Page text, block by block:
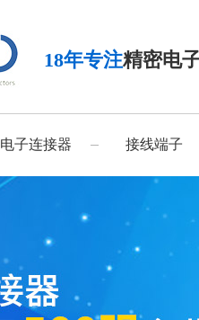
18年专注精密电
电子连接器 接线端子